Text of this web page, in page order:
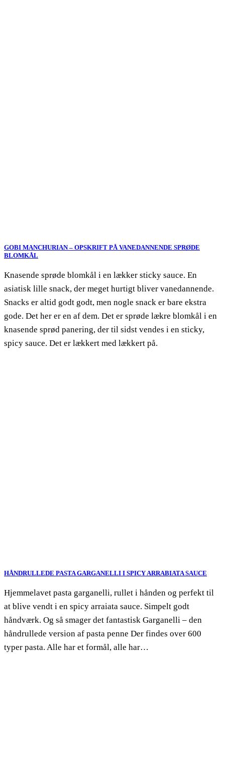
GOBI MANCHURIAN – OPSKRIFT PÅ VANEDANNENDE SPRØDE
BLOMKÅL
Knasende sprøde blomkål i en lækker sticky sauce. En
asiatisk lille snack, der meget hurtigt bliver vanedannende.
Snacks er altid godt godt, men nogle snack er bare ekstra
gode. Det her er en af dem. Det er sprøde lækre blomkål i en
knasende sprød panering, der til sidst vendes i en sticky,
spicy sauce. Det er lækkert med lækkert på.
HÅNDRULLEDE PASTA GARGANELLI I SPICY ARRABIATA SAUCE
Hjemmelavet pasta garganelli, rullet i hånden og perfekt til
at blive vendt i en spicy arraiata sauce. Simpelt godt
håndværk. Og så smager det fantastisk Garganelli – den
håndrullede version af pasta penne Der findes over 600
typer pasta. Alle har et formål, alle har…